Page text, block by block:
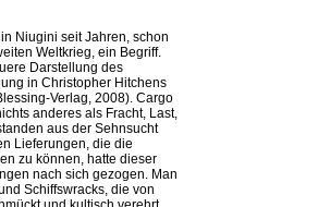
Niugini seit Jahren, schon
Weltkrieg, ein Begriff.
Darstellung des
in Christopher Hitchens
Verlag, 2008). Cargo
anderes als Fracht, Last,
aus der Sehnsucht
Lieferungen, die die
zu können, hatte dieser
nach sich gezogen. Man
Schiffswracks, die von